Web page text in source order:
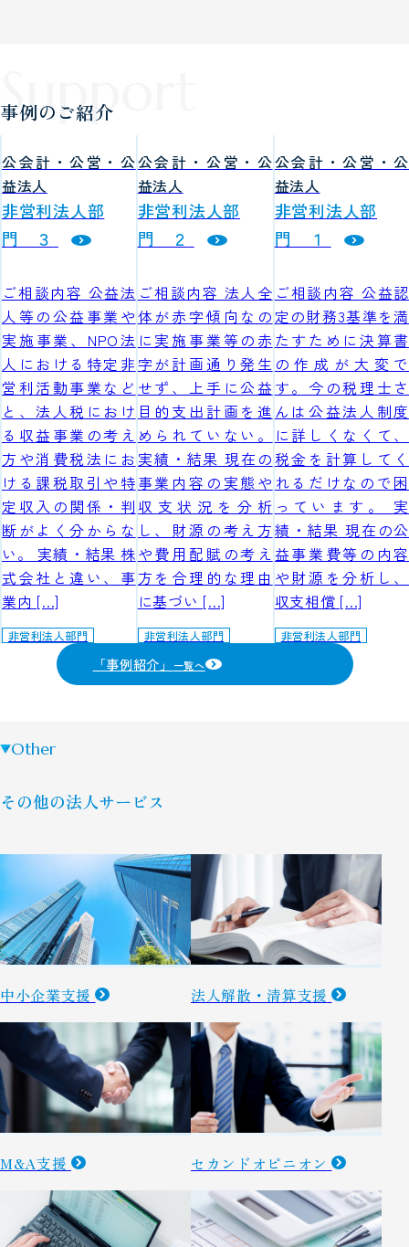
事例のご紹介
公会計・公営・公
益法人
非営利法人部
門 ３
ご相談内容 公益法
人等の公益事業や
実施事業、NPO法
人における特定非
営利活動事業など
と、法人税におけ
る収益事業の考え
方や消費税法にお
ける課税取引や特
定収入の関係・判
断がよく分からな
い。 実績・結果 株
式会社と違い、事
業内 […]
非営利法人部門
公会計・公営・公
益法人
非営利法人部
門 ２
ご相談内容 法人全
体が赤字傾向なの
に実施事業等の赤
字が計画通り発生
せず、上手に公益
目的支出計画を進
められていない。
実績・結果 現在の
事業内容の実態や
収支状況を分析
し、財源の考え方
や費用配賦の考え
方を合理的な理由
に基づい […]
非営利法人部門
公会計・公営・公
益法人
非営利法人部
門 １
ご相談内容 公益認
定の財務3基準を満
たすために決算書
の作成が大変で
す。今の税理士さ
んは公益法人制度
に詳しくなくて、
税金を計算してく
れるだけなので困
っています。 実
績・結果 現在の公
益事業費等の内容
や財源を分析し、
収支相償 […]
非営利法人部門
「事例紹介」 一覧へ
その他の法人サービス
Other
中小企業支援 法人解散・清算支援
M&A支援 セカンドオピニオン